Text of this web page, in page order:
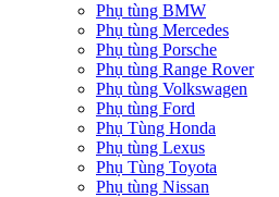
Phụ tùng BMW
Phụ tùng Mercedes
Phụ tùng Porsche
Phụ tùng Range Rover
Phụ tùng Volkswagen
Phụ tùng Ford
Phụ Tùng Honda
Phụ tùng Lexus
Phụ Tùng Toyota
Phụ tùng Nissan